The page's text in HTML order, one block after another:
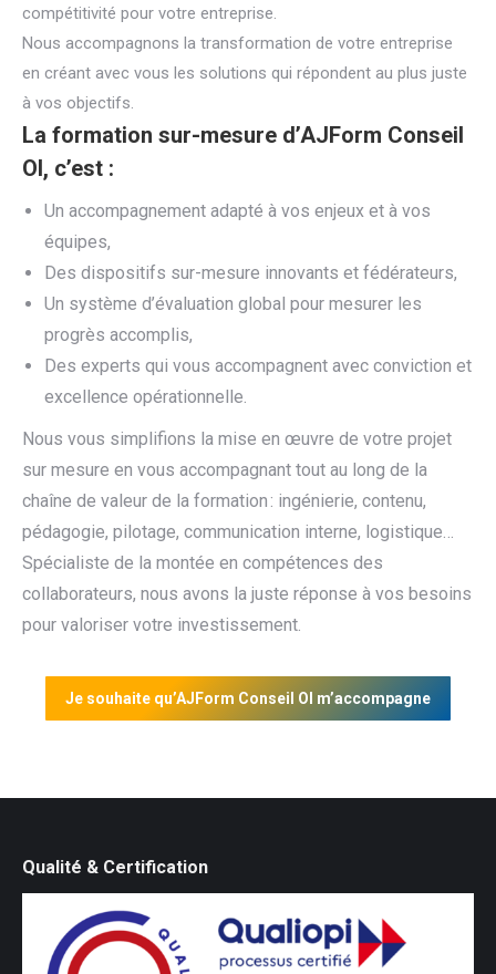
compétitivité pour votre entreprise.
Nous accompagnons la transformation de votre entreprise
en créant avec vous les solutions qui répondent au plus juste
à vos objectifs.
La formation sur-mesure d’AJForm Conseil
OI, c’est :
Un accompagnement adapté à vos enjeux et à vos
équipes,
Des dispositifs sur-mesure innovants et fédérateurs,
Un système d’évaluation global pour mesurer les
progrès accomplis,
Des experts qui vous accompagnent avec conviction et
excellence opérationnelle.
Nous vous simplifions la mise en œuvre de votre projet
sur mesure en vous accompagnant tout au long de la
chaîne de valeur de la formation : ingénierie, contenu,
pédagogie, pilotage, communication interne, logistique…
Spécialiste de la montée en compétences des
collaborateurs, nous avons la juste réponse à vos besoins
pour valoriser votre investissement.
Je souhaite qu’AJForm Conseil OI m’accompagne
Qualité & Certification